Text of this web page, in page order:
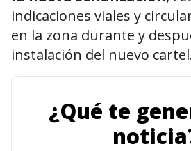
indicaciones viales y
en la zona durante y
instalación del nuevo
¿Qué te